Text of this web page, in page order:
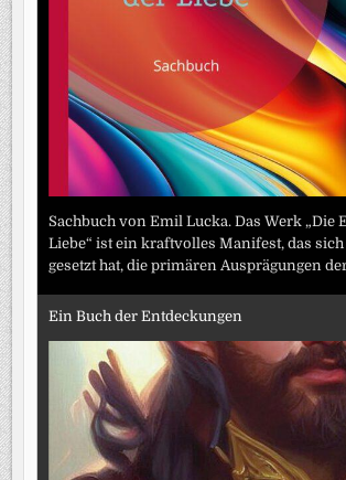
Sachbuch von Emil Lucka. Das Werk „Die
Liebe“ ist ein kraftvolles Manifest, das sich
gesetzt hat, die primären Ausprägungen
Ein Buch der Entdeckungen